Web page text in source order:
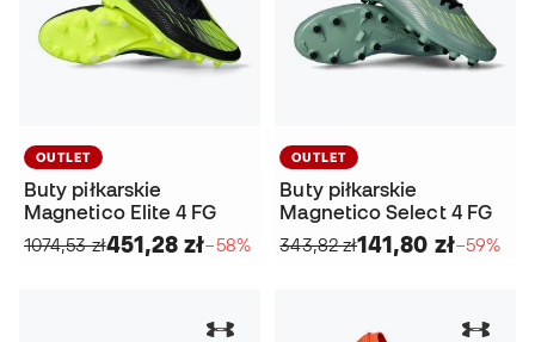
OUTLET
Buty piłkarskie
Magnetico Elite 4 FG
1074,53 zł451,28 zł−58%
OUTLET
Buty piłkarskie
Magnetico Select 4 FG
343,82 zł141,80 zł−59%